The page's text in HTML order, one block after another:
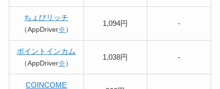
ちょびリッチ
（AppDriver※ ）
1,094円 -
ポイントインカム
（AppDriver※ ）
1,038円 -
COINCOME